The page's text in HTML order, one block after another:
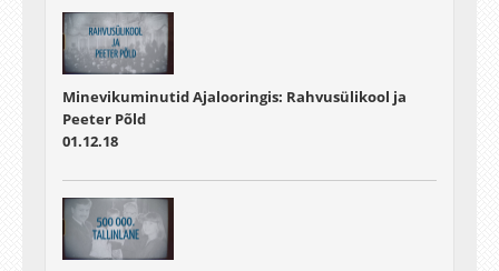
Minevikuminutid Ajalooringis: Rahvusülikool ja
Peeter Põld
01.12.18